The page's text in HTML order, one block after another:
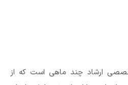
ارشاد چند ماهی است که از